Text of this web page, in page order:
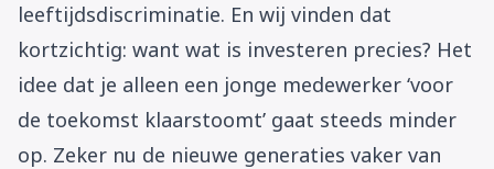
leeftijdsdiscriminatie. En wij vinden dat
kortzichtig: want wat is investeren precies? Het
idee dat je alleen een jonge medewerker ‘voor
de toekomst klaarstoomt’ gaat steeds minder
op. Zeker nu de nieuwe generaties vaker van